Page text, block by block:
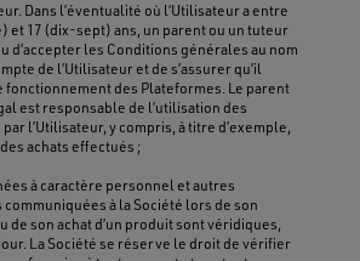
Dans l’éventualité où l’Utilisateur a entre
et 17 (dix-sept) ans, un parent ou un tuteur
d’accepter les Conditions générales au nom
de l’Utilisateur et de s’assurer qu’il
fonctionnement des Plateformes. Le parent
est responsable de l’utilisation des
l’Utilisateur, y compris, à titre d’exemple,
achats effectués ;
à caractère personnel et autres
à la Société lors de son
de son achat d’un produit sont véridiques,
La Société se réserve le droit de vérifier